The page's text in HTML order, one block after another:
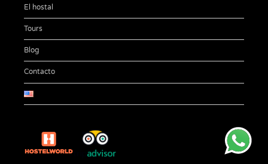
El hostal
Tours
Blog
Contacto